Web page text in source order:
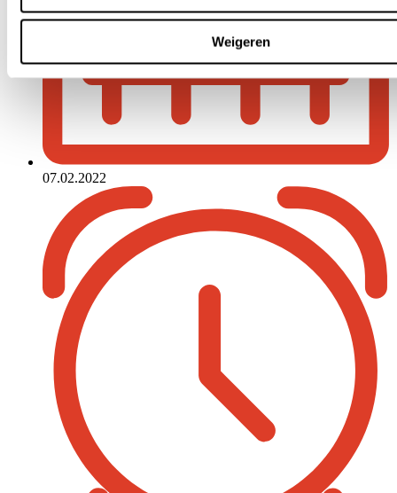
Weigeren
07.02.2022